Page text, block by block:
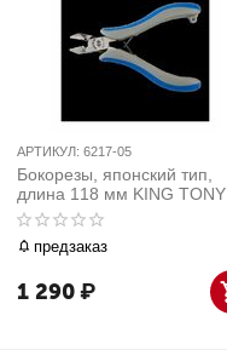
АРТИКУЛ: 6217-05
Бокорезы, японский тип,
длина 118 мм KING TONY
6217-05
предзаказ
1 290₽